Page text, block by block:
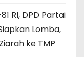
RI, DPD Partai
Lomba,
ke TMP